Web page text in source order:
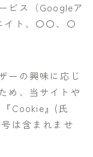
ビス（Googleア
イト、〇〇、〇
ーの興味に応じ
め、当サイトや
Cookie』(氏
は含まれませ